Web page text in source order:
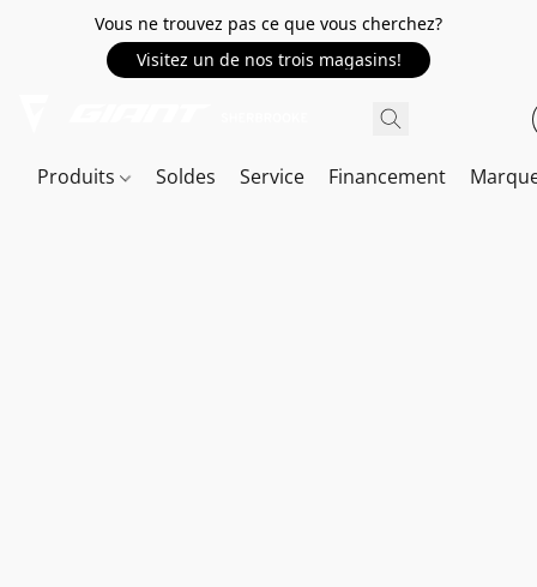
Vous ne trouvez pas ce que vous cherchez?
Visitez un de nos trois magasins!
Produits Soldes Service Financement